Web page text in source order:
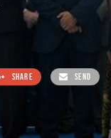
SHARE SEND